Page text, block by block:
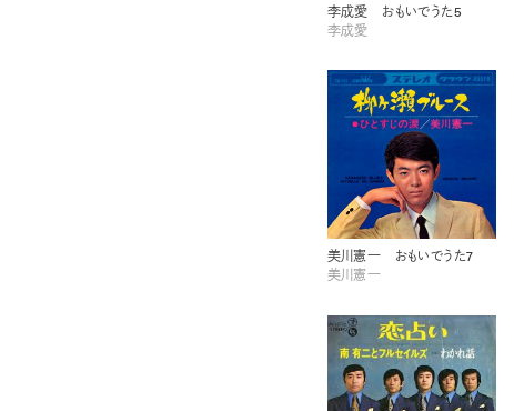
李成愛 おもいでうた5
李成愛
美川憲一 おもいでうた7
美川憲一